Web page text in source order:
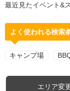
最近見たイベント&
よく使われる検索
キャンプ場
エリア変